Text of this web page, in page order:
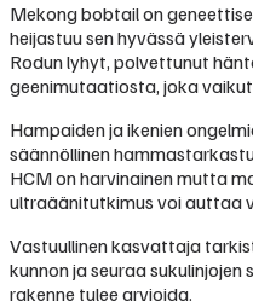
Mekong bobtail on
heijastuu sen hyvässä
Rodun lyhyt, polvettunut
geenimutaatiosta, joka
Hampaiden ja ikenien
säännöllinen
HCM on harvinainen mutta
ultraäänitutkimus voi auttaa
Vastuullinen kasvattaja
kunnon ja seuraa
rakenne tulee arvioida.